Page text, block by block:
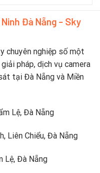
Đà Nẵng - Sky
chuyên nghiệp số một
pháp, dịch vụ camera
tại Đà Nẵng và Miền
Lệ, Đà Nẵng
Liên Chiểu, Đà Nẵng
Lệ, Đà Nẵng